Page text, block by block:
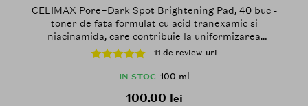
CELIMAX Pore+Dark Spot Brightening Pad, 40 buc -
toner de fata formulat cu acid tranexamic si
niacinamida, care contribuie la uniformizarea
nuantei pielii si la rafinarea aspectului porilor
11 de review-uri
IN STOC 100 ml
100.00 lei